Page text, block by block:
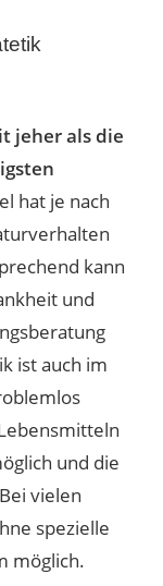
jeher als die
hat je nach
kann
und
ist auch im
und die
Bei vielen
spezielle
möglich.